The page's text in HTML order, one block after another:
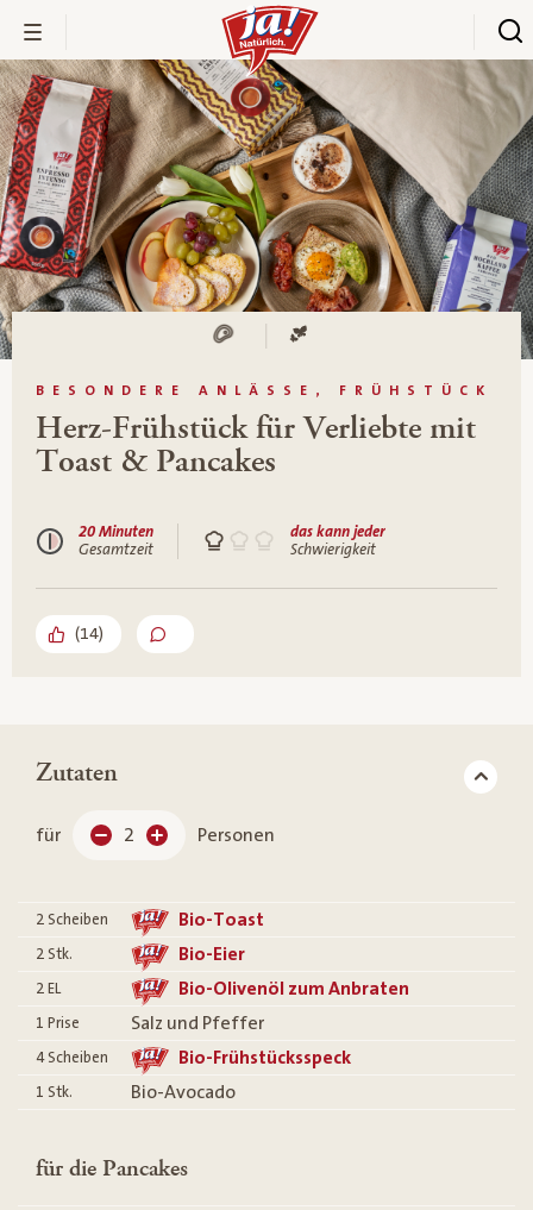
BESONDERE ANLÄSSE, FRÜHSTÜCK
Herz-Frühstück für Verliebte mit
Toast & Pancakes
20 Minuten
Gesamtzeit
das kann jeder
Schwierigkeit
(14)
Zutaten
für 2 Personen
2 Scheiben Bio-Toast
2 Stk. Bio-Eier
2 EL Bio-Olivenöl zum Anbraten
1 Prise Salz und Pfeffer
4 Scheiben Bio-Frühstücksspeck
1 Stk. Bio-Avocado
für die Pancakes